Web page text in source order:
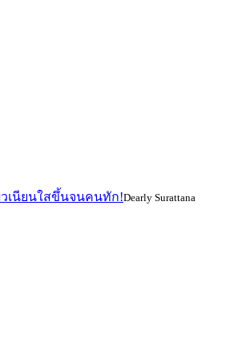
วเนียนใสขึ้นจนคนทัก!Dearly Surattana